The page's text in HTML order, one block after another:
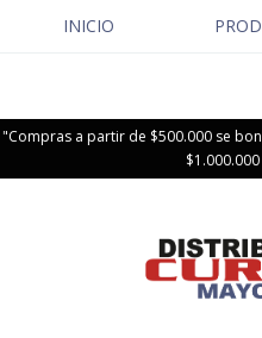
INICIO
"Compras a partir de $500.000 se